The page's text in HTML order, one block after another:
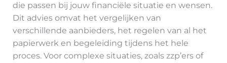
die passen bij jouw financiële situatie en wensen.
Dit advies omvat het vergelijken van
verschillende aanbieders, het regelen van al het
papierwerk en begeleiding tijdens het hele
proces. Voor complexe situaties, zoals zzp’ers of